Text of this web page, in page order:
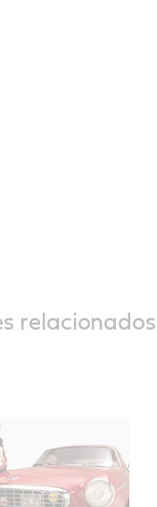
relacionados